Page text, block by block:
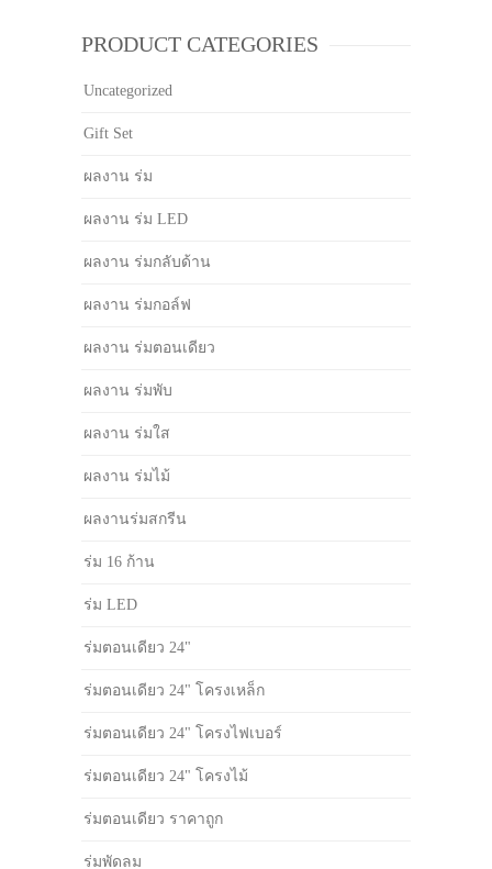
PRODUCT CATEGORIES
Uncategorized
Gift Set
ผลงาน ร่ม
ผลงาน ร่ม LED
ผลงาน ร่มกลับด้าน
ผลงาน ร่มกอล์ฟ
ผลงาน ร่มตอนเดียว
ผลงาน ร่มพับ
ผลงาน ร่มใส
ผลงาน ร่มไม้
ผลงานร่มสกรีน
ร่ม 16 ก้าน
ร่ม LED
ร่มตอนเดียว 24"
ร่มตอนเดียว 24" โครงเหล็ก
ร่มตอนเดียว 24" โครงไฟเบอร์
ร่มตอนเดียว 24" โครงไม้
ร่มตอนเดียว ราคาถูก
ร่มพัดลม